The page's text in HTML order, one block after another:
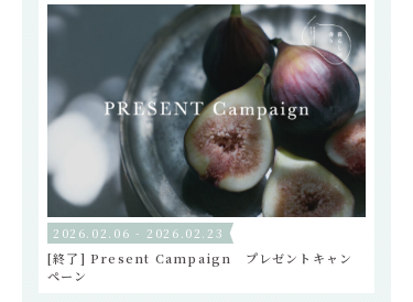
2026.02.06 - 2026.02.23
[終了] Present Campaign プレゼントキャン
ペーン